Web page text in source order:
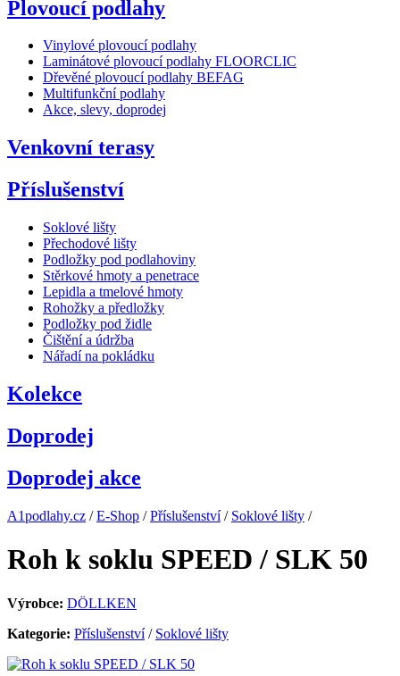
Plovoucí podlahy
Vinylové plovoucí podlahy
Laminátové plovoucí podlahy FLOORCLIC
Dřevěné plovoucí podlahy BEFAG
Multifunkční podlahy
Akce, slevy, doprodej
Venkovní terasy
Příslušenství
Soklové lišty
Přechodové lišty
Podložky pod podlahoviny
Stěrkové hmoty a penetrace
Lepidla a tmelové hmoty
Rohožky a předložky
Podložky pod židle
Čištění a údržba
Nářadí na pokládku
Kolekce
Doprodej
Doprodej akce
A1podlahy.cz /E-Shop /Příslušenství/ Soklové lišty /
Roh k soklu SPEED / SLK 50
Výrobce: DÖLLKEN
Kategorie: Příslušenství/ Soklové lišty